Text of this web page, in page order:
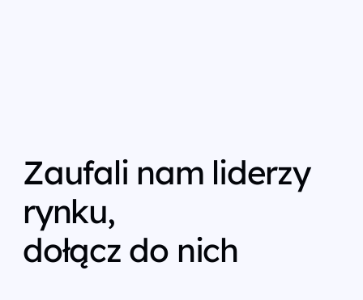
Zaufali nam liderzy
rynku,
dołącz do nich